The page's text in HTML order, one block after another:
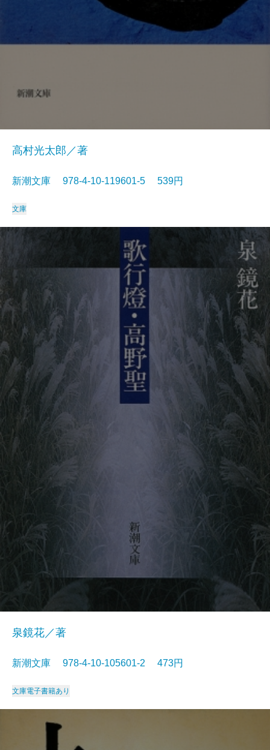
高村光太郎／著
新潮文庫 978-4-10-119601-5 539円
文庫
泉鏡花／著
新潮文庫 978-4-10-105601-2 473円
文庫電子書籍あり